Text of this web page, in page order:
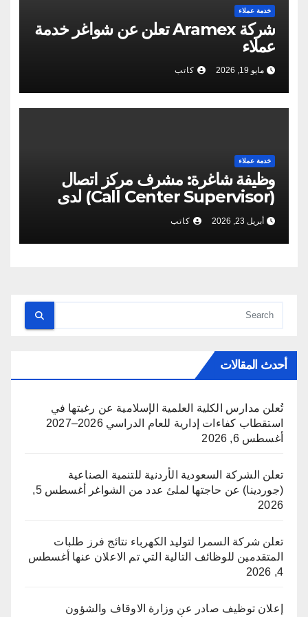
خدمة عملاء
شركة Aramex تعلن عن شواغر خدمة
عملاء
مايو 19, 2026 كاتب
خدمة عملاء
وظيفة شاغرة: مشرف مركز اتصال
(Call Center Supervisor) لدى
شركة سمارت باي
أبريل 23, 2026 كاتب
أحدث المقالات
تُعلن مدارس الكلية العلمية الإسلامية عن رغبتها في
استقطاب كفاءات إدارية للعام الدراسي 2026–2027
أغسطس 6, 2026
تعلن الشركة السعودية الأردنية للتنمية الصناعية
(جوردينا) عن حاجتها لملئ عدد من الشواغر
أغسطس 5,
2026
تعلن شركة السمرا لتوليد الكهرباء نتائج فرز طلبات
المتقدمين للوظائف التالية التي تم الاعلان عنها أغسطس
4, 2026
إعلان توظيف صادر عن وزارة الاوقاف والشؤون